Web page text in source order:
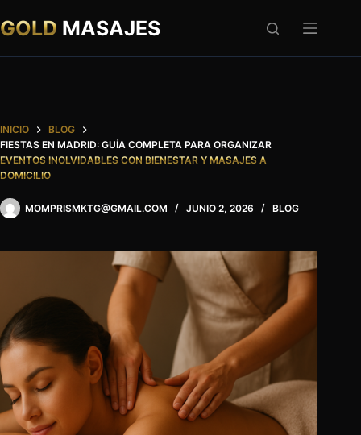
al
contenido
GOLD MASAJES
INICIO
BLOG
FIESTAS EN MADRID: GUÍA COMPLETA PARA ORGANIZAR
EVENTOS INOLVIDABLES CON BIENESTAR Y MASAJES A
DOMICILIO
MOMPRISMKTG@GMAIL.COM JUNIO 2, 2026 BLOG